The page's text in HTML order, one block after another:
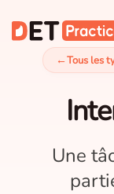
←Tous les
Une